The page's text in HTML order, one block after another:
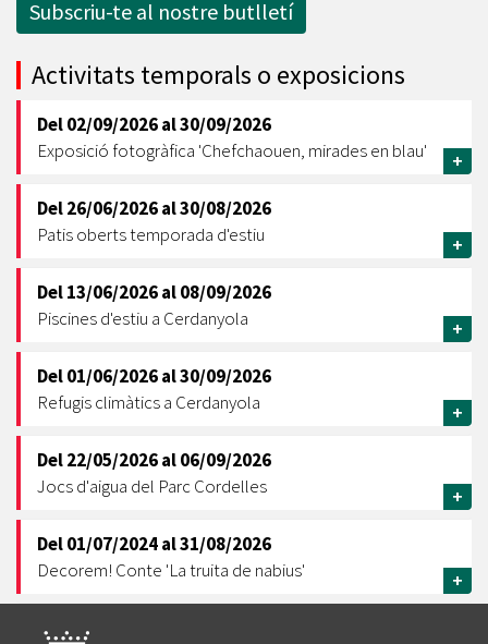
Subscriu-te al nostre butlletí
Activitats temporals o exposicions
Del02/09/2026al30/09/2026
Exposició fotogràfica 'Chefchaouen, mirades en blau'
+
Del26/06/2026al30/08/2026
Patis oberts temporada d'estiu
+
Del13/06/2026al08/09/2026
Piscines d'estiu a Cerdanyola
+
Del01/06/2026al30/09/2026
Refugis climàtics a Cerdanyola
+
Del22/05/2026al06/09/2026
Jocs d'aigua del Parc Cordelles
+
Del01/07/2024al31/08/2026
Decorem! Conte 'La truita de nabius'
+